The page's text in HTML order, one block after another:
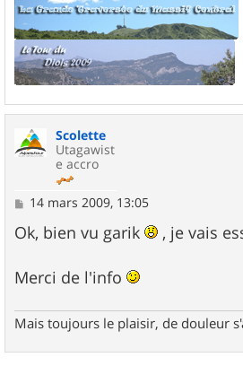
Scolette
Utagawist
e accro
M
s
s
g
e
14 mars 2009, 13:05
Ok, bien vu garik , je vais
Merci de l'info
Mais toujours le plaisir, de douleur